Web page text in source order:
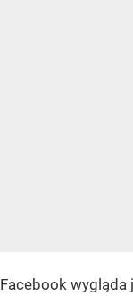
Facebook wygląda